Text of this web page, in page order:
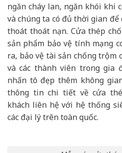
ngăn cháy lan, ngăn khói khi
và chúng ta có đủ thời gian để
thoát thoát nạn. Cửa thép
sản phẩm bảo vệ tính mạng
ra, bảo vệ tài sản chống trộm
và các thành viên trong gia
nhấn tô đẹp thêm không
thông tin chi tiết về cửa
khách liên hệ với hệ thống
các đại lý trên toàn quốc.